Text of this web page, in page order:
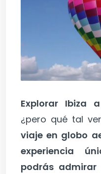
Explorar Ibiza
¿pero qué tal
viaje en globo
experiencia
podrás admirar